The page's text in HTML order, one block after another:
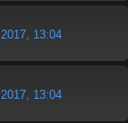
13:04
13:04